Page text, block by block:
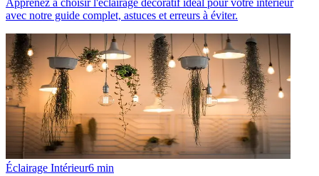
Apprenez à choisir l'éclairage décoratif idéal pour votre intérieur
avec notre guide complet, astuces et erreurs à éviter.
Éclairage Intérieur6 min